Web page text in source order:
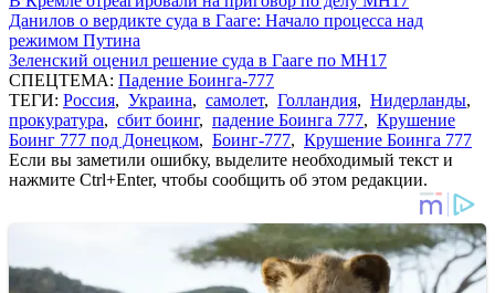
Данилов о вердикте суда в Гааге: Начало процесса над
режимом Путина
Зеленский оценил решение суда в Гааге по MH17
СПЕЦТЕМА: Падение Боинга-777
ТЕГИ: Россия, Украина, самолет, Голландия, Нидерланды,
прокуратура, сбит боинг, падение Боинга 777, Крушение
Боинг 777 под Донецком, Боинг-777, Крушение Боинга 777
Если вы заметили ошибку, выделите необходимый текст и
нажмите Ctrl+Enter, чтобы сообщить об этом редакции.